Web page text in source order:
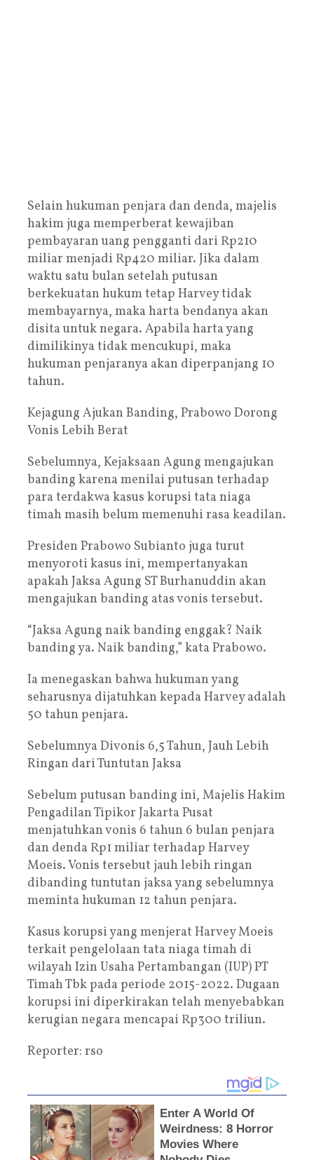
Selain hukuman penjara dan denda, majelis
hakim juga memperberat kewajiban
pembayaran uang pengganti dari Rp210
miliar menjadi Rp420 miliar. Jika dalam
waktu satu bulan setelah putusan
berkekuatan hukum tetap Harvey tidak
membayarnya, maka harta bendanya akan
disita untuk negara. Apabila harta yang
dimilikinya tidak mencukupi, maka
hukuman penjaranya akan diperpanjang 10
tahun.
Kejagung Ajukan Banding, Prabowo Dorong
Vonis Lebih Berat
Sebelumnya, Kejaksaan Agung mengajukan
banding karena menilai putusan terhadap
para terdakwa kasus korupsi tata niaga
timah masih belum memenuhi rasa keadilan.
Presiden Prabowo Subianto juga turut
menyoroti kasus ini, mempertanyakan
apakah Jaksa Agung ST Burhanuddin akan
mengajukan banding atas vonis tersebut.
“Jaksa Agung naik banding enggak? Naik
banding ya. Naik banding,” kata Prabowo.
Ia menegaskan bahwa hukuman yang
seharusnya dijatuhkan kepada Harvey adalah
50 tahun penjara.
Sebelumnya Divonis 6,5 Tahun, Jauh Lebih
Ringan dari Tuntutan Jaksa
Sebelum putusan banding ini, Majelis Hakim
Pengadilan Tipikor Jakarta Pusat
menjatuhkan vonis 6 tahun 6 bulan penjara
dan denda Rp1 miliar terhadap Harvey
Moeis. Vonis tersebut jauh lebih ringan
dibanding tuntutan jaksa yang sebelumnya
meminta hukuman 12 tahun penjara.
Kasus korupsi yang menjerat Harvey Moeis
terkait pengelolaan tata niaga timah di
wilayah Izin Usaha Pertambangan (IUP) PT
Timah Tbk pada periode 2015-2022. Dugaan
korupsi ini diperkirakan telah menyebabkan
kerugian negara mencapai Rp300 triliun.
Reporter: rso